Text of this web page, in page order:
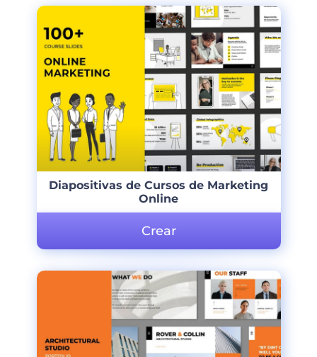
Diapositivas de Cursos de Marketing
Online
Crear